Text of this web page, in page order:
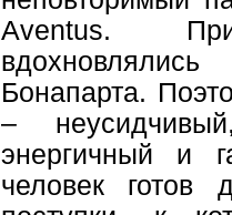
Aventus.
Бонапарта.
–
энергичный и
человек готов